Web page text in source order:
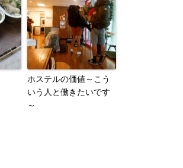
ホステルの価値～こう
いう人と働きたいです
～